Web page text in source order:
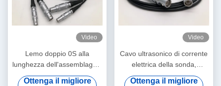
Video
Lemo doppio 0S alla
lunghezza dell'assemblaggio
cavi 6ft di abitudine di Lemo
Ottenga il migliore
Video
Cavo ultrasonico di corrente
elettrica della sonda,
assemblaggi cavi su
Ottenga il migliore